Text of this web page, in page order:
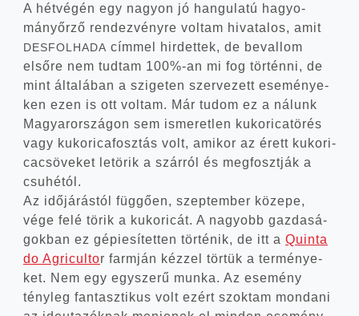
A hét­vé­gén egy nagyon jó han­gu­la­tú hagyo­
mány­őr­ző ren­dez­vény­re vol­tam hiva­ta­los, amit
DESFOLHADA cím­mel hir­det­tek, de beval­lom
első­re nem tud­tam 100%-an mi fog tör­tén­ni, de
mint álta­lá­ban a szi­ge­ten szer­ve­zett ese­mé­nye­
ken ezen is ott vol­tam. Már tudom ez a nálunk
Magyar­or­szá­gon sem isme­ret­len kuko­ri­ca­tö­rés
vagy kuko­ri­ca­fosz­tás volt, ami­kor az érett kuko­ri­
ca­csö­ve­ket letö­rik a szár­ról és meg­foszt­ják a
csu­hé­tól.
Az idő­já­rás­tól füg­gő­en, szep­tem­ber köze­pe,
vége felé törik a kuko­ri­cát. A nagyobb gaz­da­sá­
gok­ban ez gépi­e­sí­tet­ten tör­té­nik, de itt a Quin­ta
do Agri­cul­tor farm­ján kéz­zel tör­tük a ter­mé­nye­
ket. Nem egy egy­sze­rű mun­ka. Az ese­mény
tény­leg fan­tasz­ti­kus volt ezért szok­tam mon­da­ni